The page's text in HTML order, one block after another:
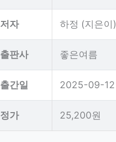
저자 하정 (지은이)
출판사 좋은여름
출간일 2025-09-12
정가 25,200원